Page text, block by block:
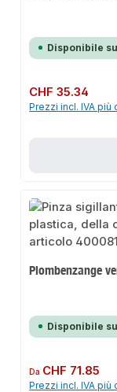
Disponibile
Prezzo normale:
CHF 35.34
Prezzi incl. IVA
Plombenzange
Disponibile
Prezzo normale:
Da CHF 71.85
Prezzi incl. IVA